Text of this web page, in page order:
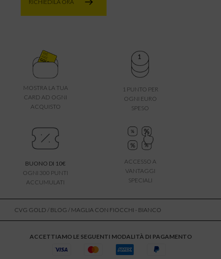
RICHIEDILA ORA
MOSTRA LA TUA
CARD AD OGNI
ACQUISTO
1 PUNTO PER
OGNI EURO
SPESO
BUONO DI 10€
OGNI 300 PUNTI
ACCUMULATI
ACCESSO A
VANTAGGI
SPECIALI
CVG GOLD / BLOG / MAGLIA CON FIOCCHI - BIANCO
ACCETTIAMO LE SEGUENTI MODALITÀ DI PAGAMENTO